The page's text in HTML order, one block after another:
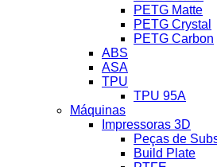
PETG Matte
PETG Crystal
PETG Carbon
ABS
ASA
TPU
TPU 95A
Máquinas
Impressoras 3D
Peças de
Build Plate